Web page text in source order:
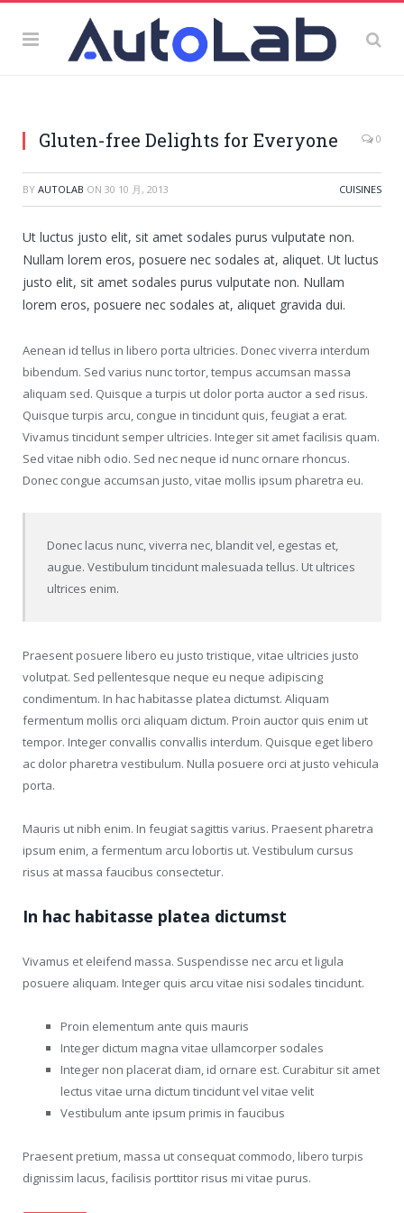
Gluten-free Delights for Everyone 0
BY AUTOLAB ON 30 10 月, 2013 CUISINES
Ut luctus justo elit, sit amet sodales purus vulputate non.
Nullam lorem eros, posuere nec sodales at, aliquet. Ut luctus
justo elit, sit amet sodales purus vulputate non. Nullam
lorem eros, posuere nec sodales at, aliquet gravida dui.
Aenean id tellus in libero porta ultricies. Donec viverra interdum
bibendum. Sed varius nunc tortor, tempus accumsan massa
aliquam sed. Quisque a turpis ut dolor porta auctor a sed risus.
Quisque turpis arcu, congue in tincidunt quis, feugiat a erat.
Vivamus tincidunt semper ultricies. Integer sit amet facilisis quam.
Sed vitae nibh odio. Sed nec neque id nunc ornare rhoncus.
Donec congue accumsan justo, vitae mollis ipsum pharetra eu.
Donec lacus nunc, viverra nec, blandit vel, egestas et,
augue. Vestibulum tincidunt malesuada tellus. Ut ultrices
ultrices enim.
Praesent posuere libero eu justo tristique, vitae ultricies justo
volutpat. Sed pellentesque neque eu neque adipiscing
condimentum. In hac habitasse platea dictumst. Aliquam
fermentum mollis orci aliquam dictum. Proin auctor quis enim ut
tempor. Integer convallis convallis interdum. Quisque eget libero
ac dolor pharetra vestibulum. Nulla posuere orci at justo vehicula
porta.
Mauris ut nibh enim. In feugiat sagittis varius. Praesent pharetra
ipsum enim, a fermentum arcu lobortis ut. Vestibulum cursus
risus at massa faucibus consectetur.
In hac habitasse platea dictumst
Vivamus et eleifend massa. Suspendisse nec arcu et ligula
posuere aliquam. Integer quis arcu vitae nisi sodales tincidunt.
Proin elementum ante quis mauris
Integer dictum magna vitae ullamcorper sodales
Integer non placerat diam, id ornare est. Curabitur sit amet
lectus vitae urna dictum tincidunt vel vitae velit
Vestibulum ante ipsum primis in faucibus
Praesent pretium, massa ut consequat commodo, libero turpis
dignissim lacus, facilisis porttitor risus mi vitae purus.